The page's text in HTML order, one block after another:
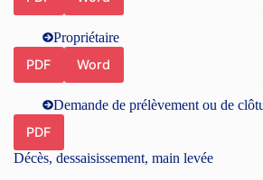
Propriétaire
PDF
Word
Demande de prélèvement ou de
PDF
Décès, dessaisissement, main levée